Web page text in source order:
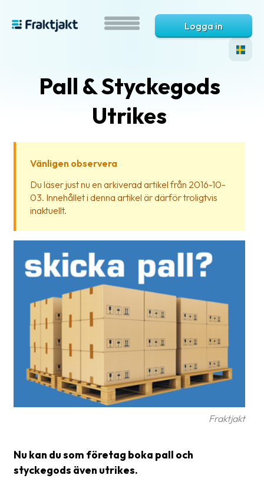
är
Fraktjakt?
Hjälp?
Vanliga
frågor
svar
Ordlista
Paketering
Frakthandlingar
Skrivarinställningar
Upphämtningar
Logga in
Pall & Styckegods
Utrikes
Vänligen observera
Du läser just nu en arkiverad artikel från 2016-10-
03. Innehållet i denna artikel är därför troligtvis
inaktuellt.
Fraktjakt
Nu kan du som företag boka pall och
styckegods även utrikes.